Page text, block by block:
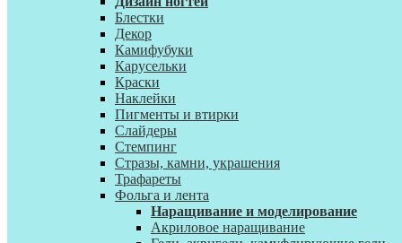
Блестки
Декор
Камифубуки
Карусельки
Краски
Наклейки
Пигменты и втирки
Слайдеры
Стемпинг
Стразы, камни, украшения
Трафареты
Фольга и лента
Наращивание и моделирование
Акриловое наращивание